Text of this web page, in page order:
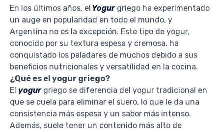
En los últimos años, el Yogurgriego ha experimentado
un auge en popularidad en todo el mundo, y
Argentina no es la excepción. Este tipo de yogur,
conocido por su textura espesa y cremosa, ha
conquistado los paladares de muchos debido a sus
beneficios nutricionales y versatilidad en la cocina.
¿Qué es el yogur griego?
El yogurgriego se diferencia del yogur tradicional en
que se cuela para eliminar el suero, lo que le da una
consistencia más espesa y un sabor más intenso.
Además, suele tener un contenido más alto de